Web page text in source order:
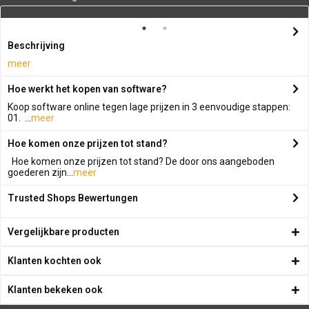
Beschrijving
meer
Hoe werkt het kopen van software?
Koop software online tegen lage prijzen in 3 eenvoudige stappen:
01. ... meer
Hoe komen onze prijzen tot stand?
Hoe komen onze prijzen tot stand? De door ons aangeboden
goederen zijn... meer
Trusted Shops Bewertungen
Vergelijkbare producten
Klanten kochten ook
Klanten bekeken ook